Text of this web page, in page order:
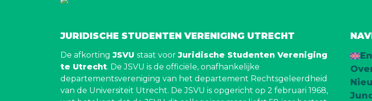
JURIDISCHE STUDENTEN VERENIGING UTRECHT
De afkorting JSVU staat voor Juridische Studenten Vereniging
te Utrecht. De JSVU is de officiële, onafhankelijke
departementsvereniging van het departement Rechtsgeleerdheid
van de Universiteit Utrecht. De JSVU is opgericht op 2 februari 1968,